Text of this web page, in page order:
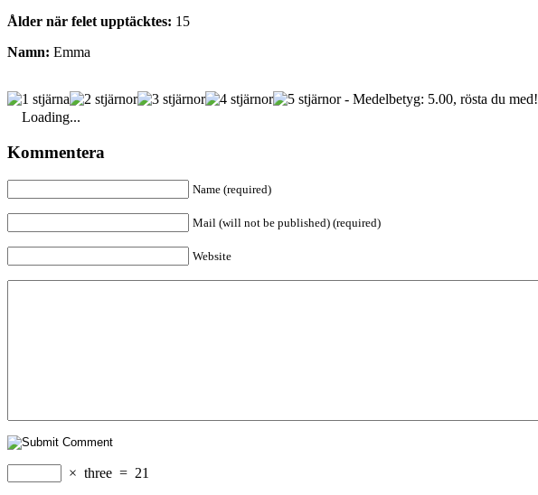
Ålder när felet upptäcktes: 15
Namn: Emma
- Medelbetyg: 5.00, rösta du med!
Loading...
Kommentera
Name (required)
Mail (will not be published) (required)
Website
× three = 21